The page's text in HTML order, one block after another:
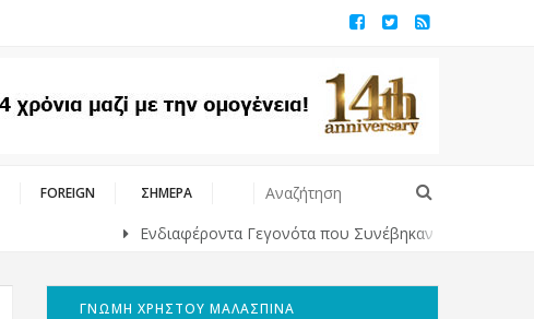
FOREIGN ΣΗΜΕΡΑ
Ενδιαφέροντα Γεγονότα που Συνέβηκαν Κάποτε στο Παρελθόν
ΓΝΩΜΗ ΧΡΗΣΤΟΥ ΜΑΛΑΣΠΙΝΑ